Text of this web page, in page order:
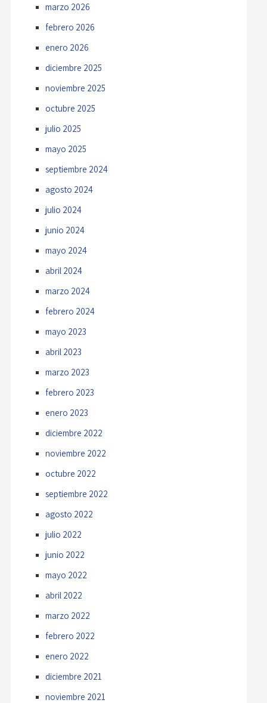
marzo 2026
febrero 2026
enero 2026
diciembre 2025
noviembre 2025
octubre 2025
julio 2025
mayo 2025
septiembre 2024
agosto 2024
julio 2024
junio 2024
mayo 2024
abril 2024
marzo 2024
febrero 2024
mayo 2023
abril 2023
marzo 2023
febrero 2023
enero 2023
diciembre 2022
noviembre 2022
octubre 2022
septiembre 2022
agosto 2022
julio 2022
junio 2022
mayo 2022
abril 2022
marzo 2022
febrero 2022
enero 2022
diciembre 2021
noviembre 2021